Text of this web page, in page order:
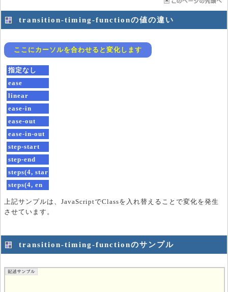
transition-timing-functionの値の違い
ここにカーソルを合わせると変化します
指定なし
ease
linear
ease-in
ease-out
ease-in-out
step-start
step-end
steps(4, star
t)
steps(4, en
上記サンプルは、JavaScriptでClassを入れ替えることで変化を発生
させています。
transition-timing-functionのサンプル